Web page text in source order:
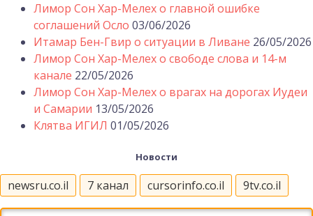
Лимор Сон Хар-Мелех о главной ошибке
соглашений Осло 03/06/2026
Итамар Бен-Гвир о ситуации в Ливане 26/05/2026
Лимор Сон Хар-Мелех о свободе слова и 14-м
канале 22/05/2026
Лимор Сон Хар-Мелех о врагах на дорогах Иудеи
и Самарии 13/05/2026
Клятва ИГИЛ 01/05/2026
Новости
newsru.co.il 7 канал cursorinfo.co.il 9tv.co.il